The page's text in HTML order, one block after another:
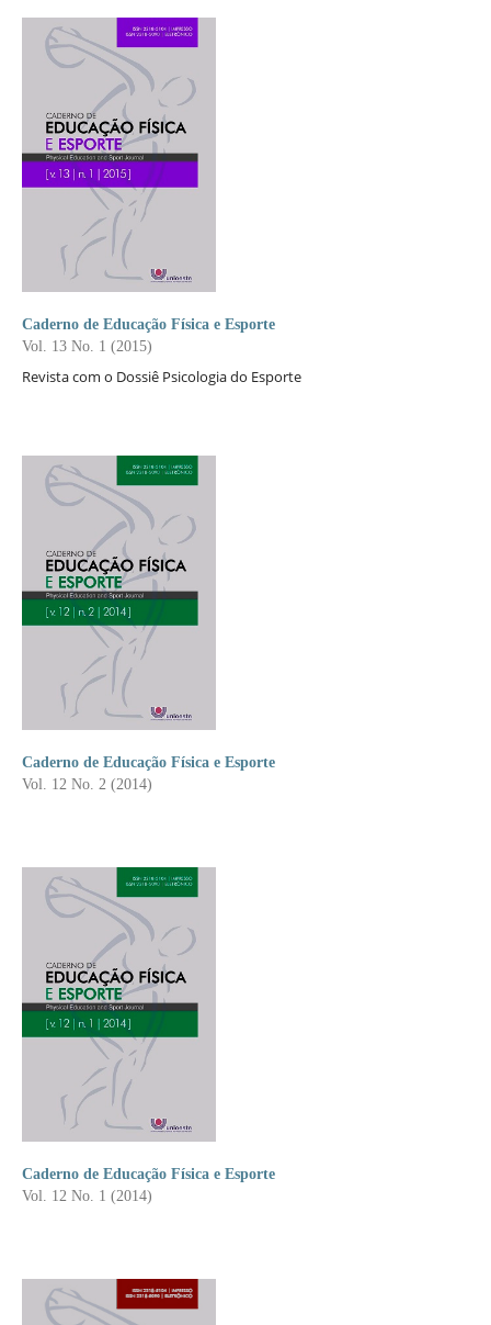
Caderno de Educação Física e Esporte
Vol. 13 No. 1 (2015)
Revista com o Dossiê Psicologia do Esporte
Caderno de Educação Física e Esporte
Vol. 12 No. 2 (2014)
Caderno de Educação Física e Esporte
Vol. 12 No. 1 (2014)